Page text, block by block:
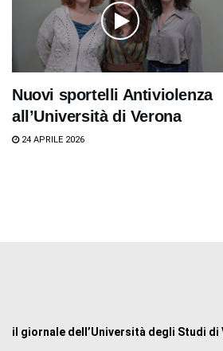
Nuovi sportelli Antiviolenza
all’Università di Verona
24 APRILE 2026
il giornale dell’Università degli Studi di